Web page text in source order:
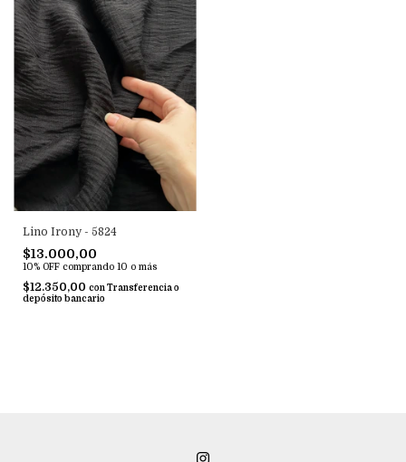
Lino Irony - 5824
$13.000,00
10% OFF comprando 10 o más
$12.350,00 con Transferencia o
depósito bancario